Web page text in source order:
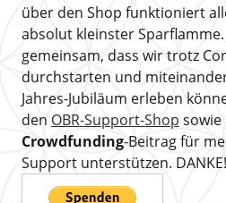
über den Shop funktioniert
absolut kleinster
gemeinsam, dass wir trotz
durchstarten und
Jahres-Jubiläum erleben
den OBR-Support-Shop sowie
Crowdfunding-Beitrag für
Support unterstützen. DANKE!